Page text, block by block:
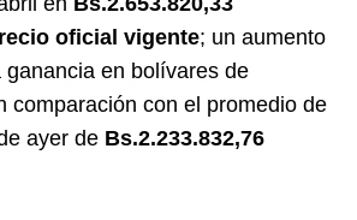
oficial vigente; un aumento
en bolívares de
comparación con el promedio de
ayer de Bs.2.233.832,76